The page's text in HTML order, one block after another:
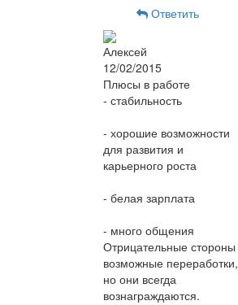
Ответить
Алексей
12/02/2015
Плюсы в работе
- стабильность
- хорошие возможности
для развития и
карьерного роста
- белая зарплата
- много общения
Отрицательные стороны
возможные переработки,
но они всегда
вознаграждаются.